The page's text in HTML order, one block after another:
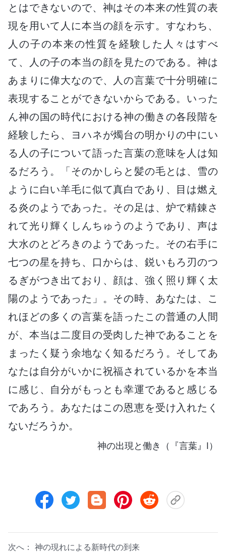
とはできないので、神はその本来の性質の表
現を用いて人に本当の顔を示す。すなわち、
人の子の本来の性質を経験した人々はすべ
て、人の子の本当の顔を見たのである。神は
あまりに偉大なので、人の言葉で十分明確に
表現することができないからである。いった
ん神の国の時代における神の働きの各段階を
経験したら、ヨハネが燭台の明かりの中にい
る人の子について語った言葉の意味を人は知
るだろう。「そのかしらと髪の毛とは、雪の
ように白い羊毛に似て真白であり、目は燃え
る炎のようであった。その足は、炉で精錬さ
れて光り輝くしんちゅうのようであり、声は
大水のとどろきのようであった。その右手に
七つの星を持ち、口からは、鋭いもろ刃のつ
るぎがつき出ており、顔は、強く照り輝く太
陽のようであった」。その時、あなたは、こ
れほどの多くの言葉を語ったこの普通の人間
が、本当は二度目の受肉した神であることを
まったく疑う余地なく知るだろう。そしてあ
なたは自分がいかに祝福されているかを本当
に感じ、自分がもっとも幸運であると感じる
であろう。あなたはこの恩恵を受け入れたく
ないだろうか。
神の出現と働き（『言葉』I）
次へ： 神の現れによる新時代の到来